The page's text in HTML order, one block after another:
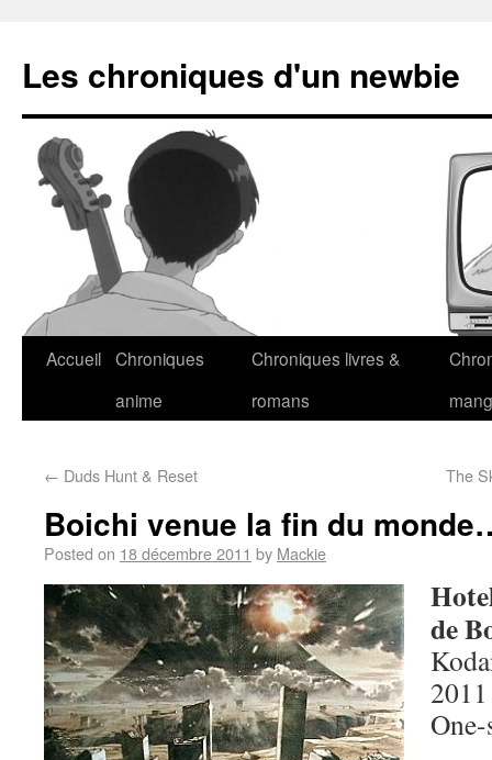
Les chroniques d'un newbie
Accueil Chroniques
anime
Chroniques livres &
romans
← Duds Hunt & Reset The
Boichi venue la fin du
Posted on 18 décembre 2011 by Mackie
de
2011